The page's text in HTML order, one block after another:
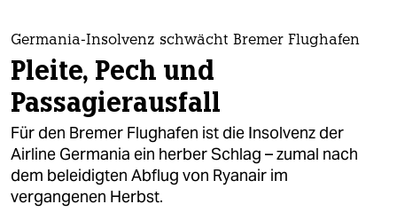
themen
politik
öko
gesellschaft
kultur
Germania-Insolvenz schwächt Bremer Flughafen
Pleite, Pech und
Passagierausfall
Für den Bremer Flughafen ist die Insolvenz der
Airline Germania ein herber Schlag – zumal nach
dem beleidigten Abflug von Ryanair im
vergangenen Herbst.